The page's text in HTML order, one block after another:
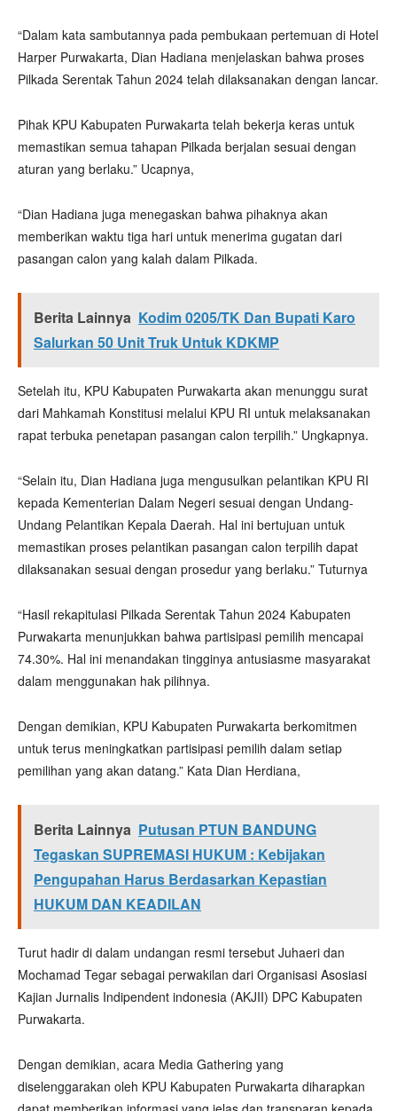
“Dalam kata sambutannya pada pembukaan pertemuan di Hotel
Harper Purwakarta, Dian Hadiana menjelaskan bahwa proses
Pilkada Serentak Tahun 2024 telah dilaksanakan dengan lancar.
Pihak KPU Kabupaten Purwakarta telah bekerja keras untuk
memastikan semua tahapan Pilkada berjalan sesuai dengan
aturan yang berlaku.” Ucapnya,
“Dian Hadiana juga menegaskan bahwa pihaknya akan
memberikan waktu tiga hari untuk menerima gugatan dari
pasangan calon yang kalah dalam Pilkada.
Berita Lainnya Kodim 0205/TK Dan Bupati Karo
Salurkan 50 Unit Truk Untuk KDKMP
Setelah itu, KPU Kabupaten Purwakarta akan menunggu surat
dari Mahkamah Konstitusi melalui KPU RI untuk melaksanakan
rapat terbuka penetapan pasangan calon terpilih.” Ungkapnya.
“Selain itu, Dian Hadiana juga mengusulkan pelantikan KPU RI
kepada Kementerian Dalam Negeri sesuai dengan Undang-
Undang Pelantikan Kepala Daerah. Hal ini bertujuan untuk
memastikan proses pelantikan pasangan calon terpilih dapat
dilaksanakan sesuai dengan prosedur yang berlaku.” Tuturnya
“Hasil rekapitulasi Pilkada Serentak Tahun 2024 Kabupaten
Purwakarta menunjukkan bahwa partisipasi pemilih mencapai
74.30%. Hal ini menandakan tingginya antusiasme masyarakat
dalam menggunakan hak pilihnya.
Dengan demikian, KPU Kabupaten Purwakarta berkomitmen
untuk terus meningkatkan partisipasi pemilih dalam setiap
pemilihan yang akan datang.” Kata Dian Herdiana,
Berita Lainnya Putusan PTUN BANDUNG
Tegaskan SUPREMASI HUKUM : Kebijakan
Pengupahan Harus Berdasarkan Kepastian
HUKUM DAN KEADILAN
Turut hadir di dalam undangan resmi tersebut Juhaeri dan
Mochamad Tegar sebagai perwakilan dari Organisasi Asosiasi
Kajian Jurnalis Indipendent indonesia (AKJII) DPC Kabupaten
Purwakarta.
Dengan demikian, acara Media Gathering yang
diselenggarakan oleh KPU Kabupaten Purwakarta diharapkan